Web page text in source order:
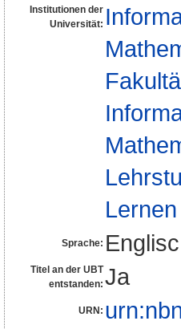
Institutionen der
Universität:
Sprache:
Titel an der UBT
entstanden: Ja
URN: